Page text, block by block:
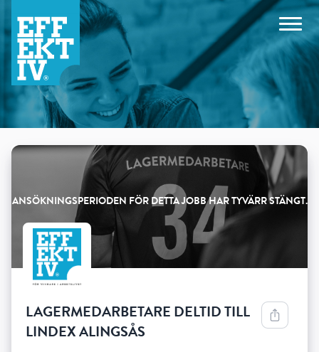
Products
LAGERMEDARBETARE DELTID TILL
LINDEX ALINGSÅS